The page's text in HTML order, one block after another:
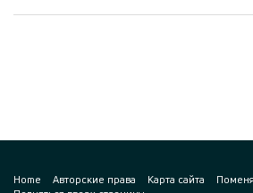
Home Авторские права Карта сайта